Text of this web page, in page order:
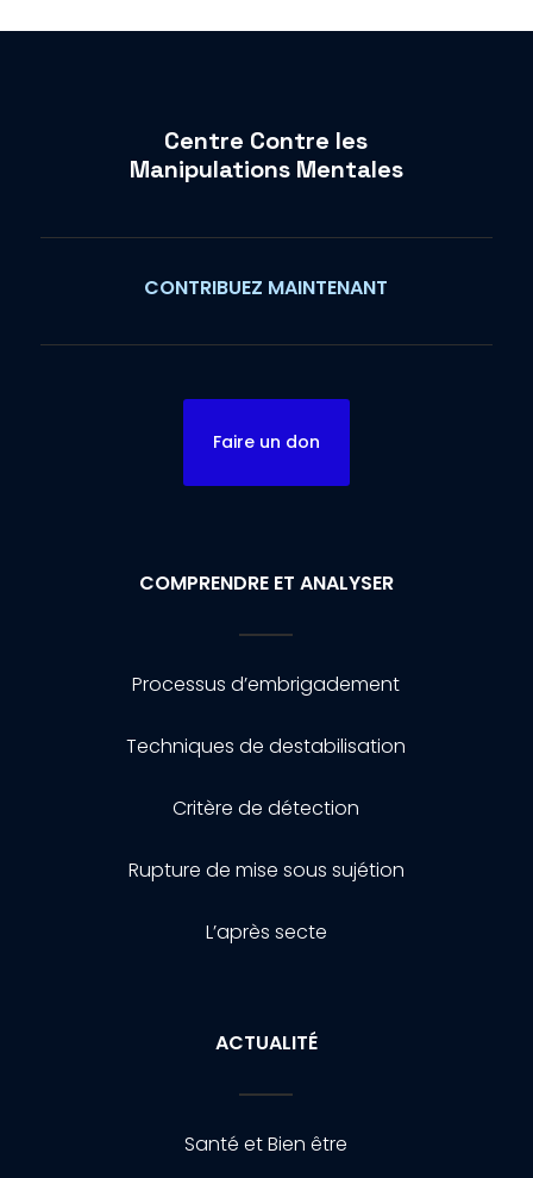
Centre Contre les
Manipulations Mentales
CONTRIBUEZ MAINTENANT
Faire un don
COMPRENDRE ET ANALYSER
Processus d’embrigadement
Techniques de destabilisation
Critère de détection
Rupture de mise sous sujétion
L’après secte
ACTUALITÉ
Santé et Bien être